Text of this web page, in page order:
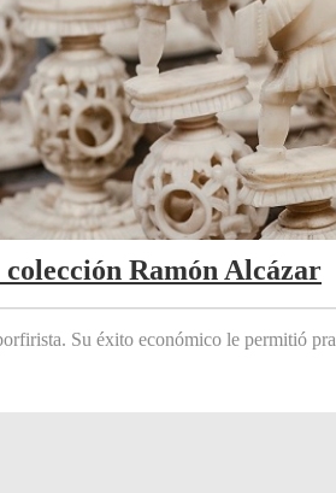
Ramón Alcázar
Su éxito económico le permitió